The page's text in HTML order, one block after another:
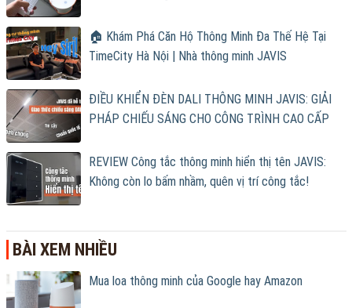
🏠 Khám Phá Căn Hộ Thông Minh Đa Thế Hệ Tại
TimeCity Hà Nội | Nhà thông minh JAVIS
ĐIỀU KHIỂN ĐÈN DALI THÔNG MINH JAVIS: GIẢI
PHÁP CHIẾU SÁNG CHO CÔNG TRÌNH CAO CẤP
REVIEW Công tắc thông minh hiển thị tên JAVIS:
Không còn lo bấm nhầm, quên vị trí công tắc!
BÀI XEM NHIỀU
Mua loa thông minh của Google hay Amazon